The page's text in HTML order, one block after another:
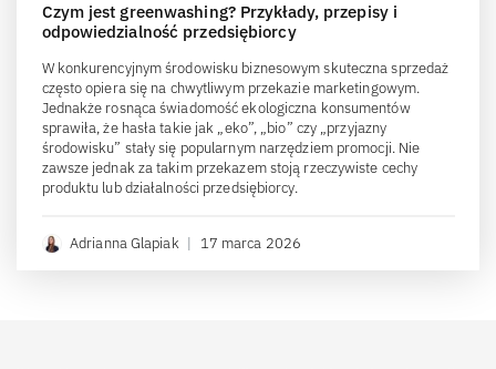
Czym jest greenwashing? Przykłady, przepisy i
odpowiedzialność przedsiębiorcy
W konkurencyjnym środowisku biznesowym skuteczna sprzedaż
często opiera się na chwytliwym przekazie marketingowym.
Jednakże rosnąca świadomość ekologiczna konsumentów
sprawiła, że hasła takie jak „eko”, „bio” czy „przyjazny
środowisku” stały się popularnym narzędziem promocji. Nie
zawsze jednak za takim przekazem stoją rzeczywiste cechy
produktu lub działalności przedsiębiorcy.
Adrianna Glapiak | 17 marca 2026